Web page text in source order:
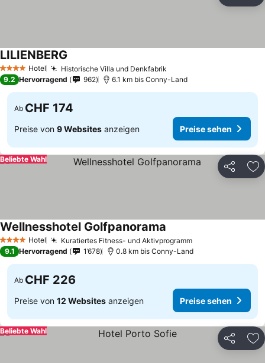
4 Sterne Hotel Historische Villa und Denkfabrik
LILIENBERG
9.2 Hervorragend 962 6.1 km bis Conny-Land
Ab CHF 174
Preise von 9 Websites anzeigen Preise sehen
Teilen
Beliebte Wahl
4 Sterne Hotel Kuratiertes Fitness- und AktivprogrammPreise sehen
Wellnesshotel Golfpanorama
9.1 Hervorragend 1’678 0.8 km bis Conny-Land
Ab CHF 226
Preise von 12 Websites anzeigen Preise sehen
Teilen
Beliebte Wahl